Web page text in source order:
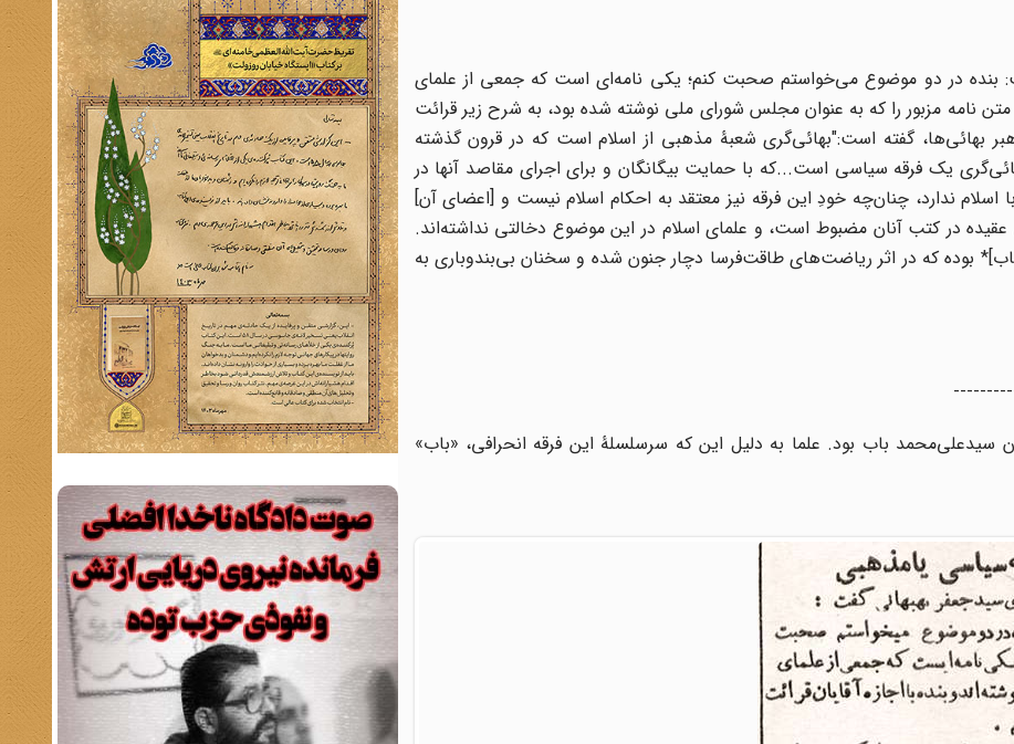
بنده در دو موضوع می‌خواستم صحبت کنم؛ یکی نامه‌ای است که جمعی از علمای
متن نامه مزبور را که به عنوان مجلس شورای ملی نوشته شده بود، به شرح زیر قرائت
بهائی‌ها، گفته است:"بهائی‌گری شعبۀ مذهبی از اسلام است که در قرون گذشته
یک فرقه سیاسی است...که با حمایت بیگانگان و برای اجرای مقاصد آنها در
ندارد، چنان‌چه خودِ این فرقه نیز معتقد به احکام اسلام نیست و [اعضای آن]
در کتب آنان مضبوط است، و علمای اسلام در این موضوع دخالتی نداشته‌اند.
بوده که در اثر ریاضت‌های طاقت‌فرسا دچار جنون شده و سخنان بی‌بندوباری به
سیدعلی‌محمد باب بود. علما به دلیل این که سرسلسلۀ این فرقه انحرافی، «باب»